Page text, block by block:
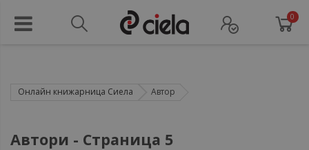
0
Онлайн книжарница Сиела Автор
Автори - Страница 5